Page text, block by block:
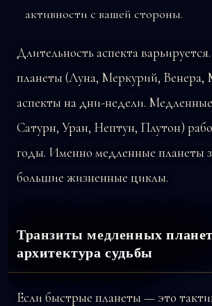
активности с вашей стороны.
Длительность аспекта
планеты (Луна, Меркурий, Венера,
аспекты на дни-недели.
Сатурн, Уран, Нептун, Плутон)
годы. Именно медленные планеты
большие жизненные циклы.
Транзиты медленных
архитектура судьбы
Если быстрые планеты — это